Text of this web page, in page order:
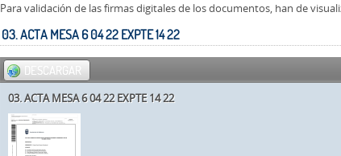
Para validación de las firmas digitales de los documentos, han de
03. ACTA MESA 6 04 22 EXPTE 14 22
DESCARGAR
03. ACTA MESA 6 04 22 EXPTE 14 22